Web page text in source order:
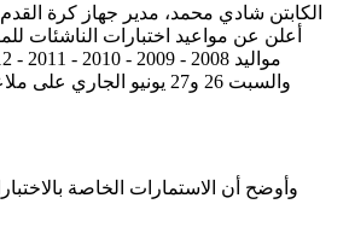
الكابتن شادي محمد، مدير جهاز كرة القدم
والسبت 26 و27 يونيو
وأوضح أن الاستمارات الخاصة